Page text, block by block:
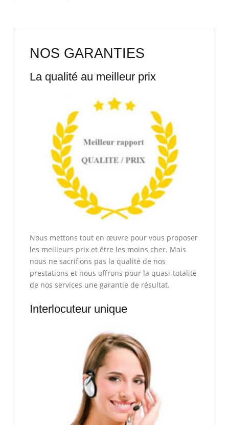
NOS GARANTIES
La qualité au meilleur prix
Nous mettons tout en œuvre pour vous proposer
les meilleurs prix et être les moins cher. Mais
nous ne sacrifions pas la qualité de nos
prestations et nous offrons pour la quasi-totalité
de nos services une garantie de résultat.
Interlocuteur unique